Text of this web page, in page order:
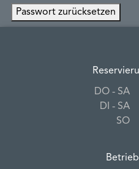
Passwort zurücksetzen
DO ‐ SA
DI ‐ SA
SO